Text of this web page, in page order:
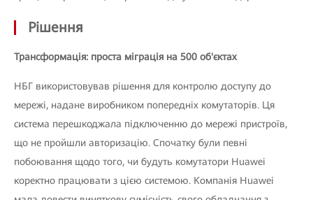
Рішення
Трансформація: проста міграція на 500 об'єктах
НБГ використовував рішення для контролю доступу до
мережі, надане виробником попередніх комутаторів. Ця
система перешкоджала підключенню до мережі пристроїв,
що не пройшли авторизацію. Спочатку були певні
побоювання щодо того, чи будуть комутатори Huawei
коректно працювати з цією системою. Компанія Huawei